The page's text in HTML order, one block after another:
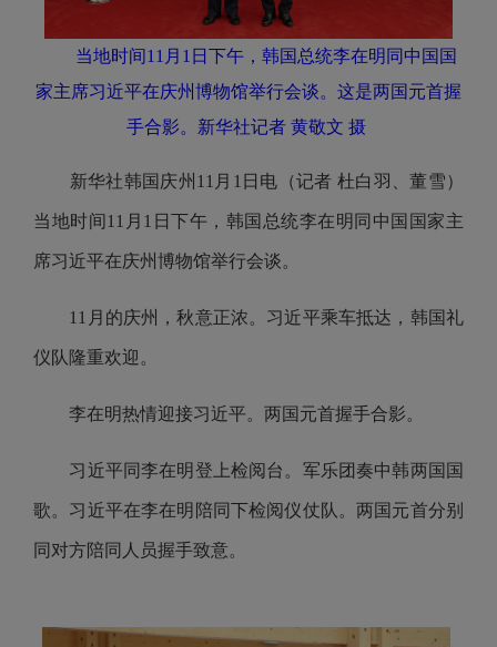
当地时间11月1日下午，韩国总统李在明同中国国
家主席习近平在庆州博物馆举行会谈。这是两国元首握
手合影。新华社记者 黄敬文 摄
新华社韩国庆州11月1日电（记者 杜白羽、董雪）
当地时间11月1日下午，韩国总统李在明同中国国家主
席习近平在庆州博物馆举行会谈。
11月的庆州，秋意正浓。习近平乘车抵达，韩国礼
仪队隆重欢迎。
李在明热情迎接习近平。两国元首握手合影。
习近平同李在明登上检阅台。军乐团奏中韩两国国
歌。习近平在李在明陪同下检阅仪仗队。两国元首分别
同对方陪同人员握手致意。